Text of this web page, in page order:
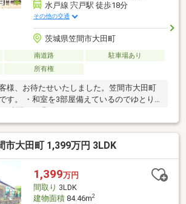
水戸線 宍戸駅 徒歩18分
その他の交通
茨城県笠間市大田町
南道路
駐車場あり
所有権
様、お待たせいたしました。笠間市大田町
す。 ・和室を3部屋備えているのでゆとり
市大田町 1,399万円 3LDK
1,399万円
間取り 3LDK
建物面積84.46m2